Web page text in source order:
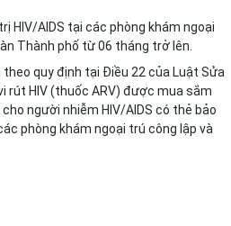
H V/AIDS tại các phòng khám ngoại
Thành phố từ 06 tháng trở lên.
quy định tại Điều 22 của Luật Sửa
rút HIV (thuốc ARV) được mua sắm
người nhiễm HIV/AIDS có thẻ bảo
phòng khám ngoại trú công lập và